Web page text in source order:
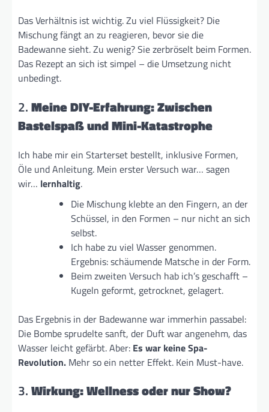
Das Verhältnis ist wichtig. Zu viel Flüssigkeit? Die
Mischung fängt an zu reagieren, bevor sie die
Badewanne sieht. Zu wenig? Sie zerbröselt beim Formen.
Das Rezept an sich ist simpel – die Umsetzung nicht
unbedingt.
2.Meine DIY-Erfahrung: Zwischen
Bastelspaß und Mini-Katastrophe
Ich habe mir ein Starterset bestellt, inklusive Formen,
Öle und Anleitung. Mein erster Versuch war… sagen
wir… lernhaltig.
Die Mischung klebte an den Fingern, an der
Schüssel, in den Formen – nur nicht an sich
selbst.
Ich habe zu viel Wasser genommen.
Ergebnis: schäumende Matsche in der Form.
Beim zweiten Versuch hab ich’s geschafft –
Kugeln geformt, getrocknet, gelagert.
Das Ergebnis in der Badewanne war immerhin passabel:
Die Bombe sprudelte sanft, der Duft war angenehm, das
Wasser leicht gefärbt. Aber: Es war keine Spa-
Revolution. Mehr so ein netter Effekt. Kein Must-have.
3.Wirkung: Wellness oder nur Show?